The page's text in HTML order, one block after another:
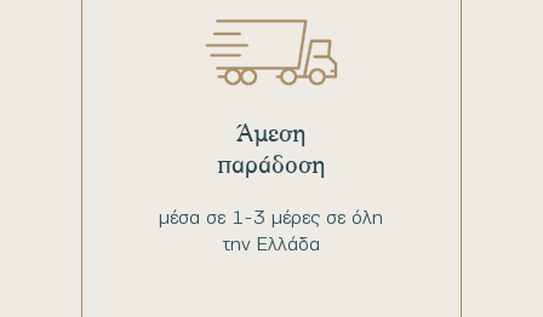
μέσα σε 1-3 μέρες σε όλη
την Ελλάδα
Άμεση
παράδοση